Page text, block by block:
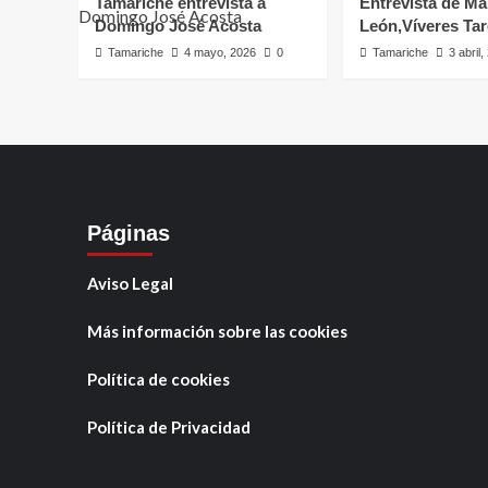
Domingo José Acosta
Tamariche 4 mayo, 2026 0
León,Víveres
Tamariche 3 abril,
Páginas
Aviso Legal
Más información sobre las cookies
Política de cookies
Política de Privacidad